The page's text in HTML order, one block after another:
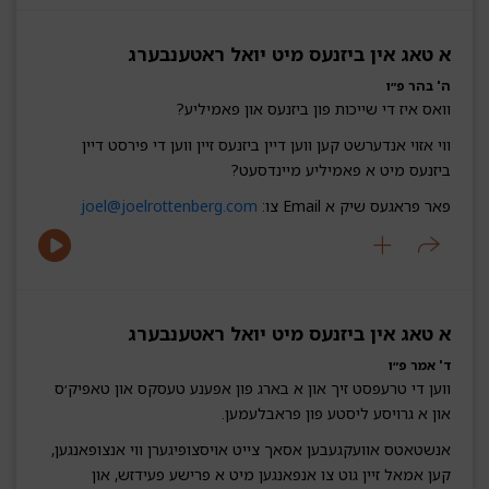
א טאג אין ביזנעס מיט יואל ראטענבערג‎‎‎‎‎
ה' בהר פ״ו
וואס איז די שייכות פון ביזנעס און פאמיליע?
ווי אזוי אנדערשט קען ווען דיין ביזנעס זיין ווען די פירסט דיין
ביזנעס מיט א פאמיליע מיינדסעט?
פאר פראגעס שיק א Email צו:
joel@joelrottenberg.com
א טאג אין ביזנעס מיט יואל ראטענבערג‎‎‎‎‎
ד' אמר פ״ו
ווען די טרעפסט זיך און א בארג פון אפענע טעסקס און טאפיק׳ס
און א גרויסע ליסטע פון פראבלעמען.
אנשטאטס אוועקגעבען אסאך צייט אויסצופיגערן ווי אנצופאנגען,
קען אמאל זיין גוט צו אנפאנגען מיט א פרישע פעידזש, און